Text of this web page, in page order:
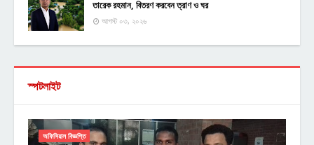
তারেক রহমান, বিতরণ করবেন ত্রাণ ও ঘর
আগস্ট ০৩, ২০২৬
স্পটলাইট
অফিসিয়াল বিজ্ঞপ্তি